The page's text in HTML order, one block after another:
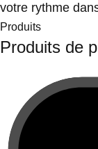
votre rythme
Produits
Produits de